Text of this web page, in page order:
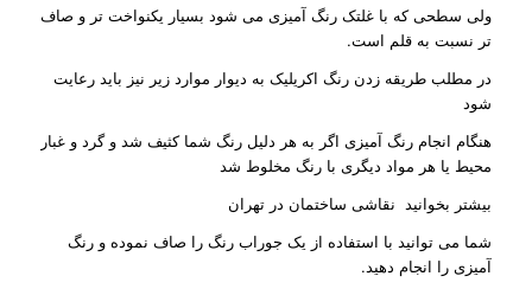
ولی سطحی که با غلتک رنگ آمیزی می شود بسیار یکنواخت تر و صاف
تر نسبت به قلم است.
در مطلب طریقه زدن رنگ اکریلیک به دیوار موارد زیر نیز باید رعایت
شود
هنگام انجام رنگ آمیزی اگر به هر دلیل رنگ شما کثیف شد و گرد و غبار
محیط یا هر مواد دیگری با رنگ مخلوط شد
بیشتر بخوانید نقاشی ساختمان در تهران
شما می توانید با استفاده از یک جوراب رنگ را صاف نموده و رنگ
آمیزی را انجام دهید.